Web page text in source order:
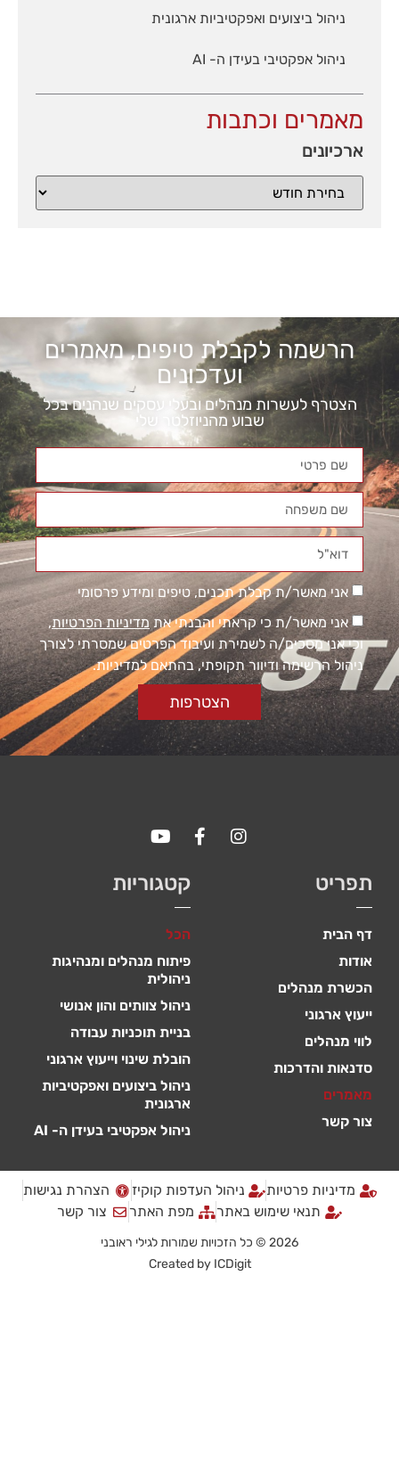
ניהול ביצועים ואפקטיביות ארגונית
ניהול אפקטיבי בעידן ה- AI
מאמרים וכתבות
ארכיונים
הרשמה לקבלת טיפים, מאמרים
ועדכונים
הצטרף לעשרות מנהלים ובעלי עסקים שנהנים בכל
שבוע מהניוזלטר שלי
אני מאשר/ת קבלת תכנים, טיפים ומידע פרסומי
אני מאשר/ת כי קראתי והבנתי אתמדיניות הפרטיות,
וכי אני מסכים/ה לשמירת ועיבוד הפרטים שמסרתי לצורך
ניהול הרשימה ודיוור תקופתי, בהתאם למדיניות.
הצטרפות
תפריט
דף הבית
אודות
הכשרת מנהלים
ייעוץ ארגוני
לווי מנהלים
סדנאות והדרכות
מאמרים
צור קשר
קטגוריות
הכל
פיתוח מנהלים ומנהיגות
ניהולית
ניהול צוותים והון אנושי
בניית תוכניות עבודה
הובלת שינוי וייעוץ ארגוני
ניהול ביצועים ואפקטיביות
ארגונית
ניהול אפקטיבי בעידן ה- AI
מדיניות פרטיות ניהול העדפות קוקיז
הצהרת נגישות
תנאי שימוש באתר
מפת האתר צור קשר
2026 © כל הזכויות שמורות לגילי ראובני
Created by ICDigit